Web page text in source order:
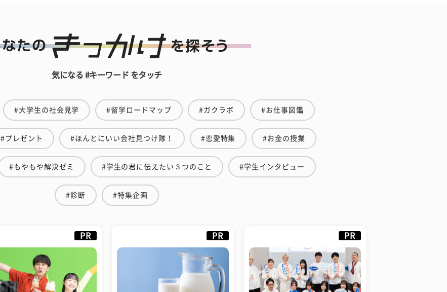
気になる #キーワード をタッチ
#大学生の社会見学 #留学ロードマップ #ガクラボ #お仕事図鑑
#プレゼント #ほんとにいい会社見つけ隊！ #恋愛特集 #お金の授業
#もやもや解決ゼミ #学生の君に伝えたい３つのこと #学生インタビュー
#診断 #特集企画
PR PR PR